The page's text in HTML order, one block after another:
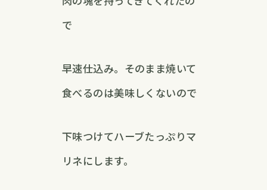
で
早速仕込み。そのまま焼いて
食べるのは美味しくないので
下味つけてハーブたっぷりマ
リネにします。